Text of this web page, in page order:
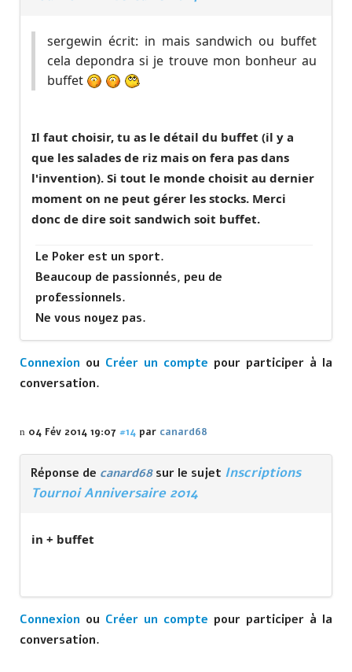
sergewin écrit: in mais sandwich ou buffet
cela depondra si je trouve mon bonheur au
buffet
Il faut choisir, tu as le détail du buffet (il y a
que les salades de riz mais on fera pas dans
l'invention). Si tout le monde choisit au dernier
moment on ne peut gérer les stocks. Merci
donc de dire soit sandwich soit buffet.
Le Poker est un sport.
Beaucoup de passionnés, peu de
professionnels.
Ne vous noyez pas.
Connexion ou Créer un compte pour participer à la
conversation.
04 Fév 2014 19:07 #14 par canard68
Réponse de canard68sur le sujet Inscriptions
Tournoi Anniversaire 2014
in + buffet
Connexion ou Créer un compte pour participer à la
conversation.